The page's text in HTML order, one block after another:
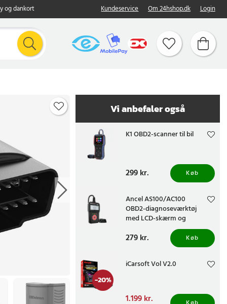
og dankort Kundeservice Om 24hshop.dk Login
Vi anbefaler også
K1 OBD2-scanner til bil
Pris:299 kr.
299 kr. Køb
Ancel AS100/AC100
OBD2-diagnoseværktøj
med LCD-skærm og
understøttelse af flere
protokoller
Pris:279 kr.
279 kr. Køb
-20%
iCarsoft Vol V2.0
Nuværende pris:
1.199 kr.